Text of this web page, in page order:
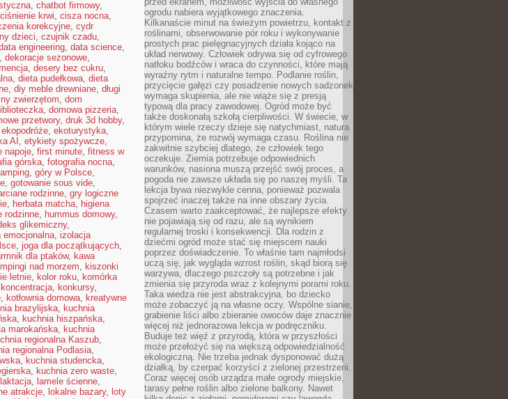
, chatbot firmowy,
ciśnienie krwi, cisza nocna,
korekcyjne, cydr
dzieci, czujnik czadu,
engineering, data science,
, dekoracje sezonowe,
, desery bez cukru,
, dieta pudełkowa, dieta
, diy meble drewniane, długi
zwierzętom, dom
, domowa pizzeria,
przetwory, druk 3d hobby,
ekopodróże, ekoturystyka,
AI , etykiety spożywcze,
napoje, first minute, fitness w
górska, fotografia nocna,
, góry w Polsce,
, gotowanie sous vide,
rodzinne, gry logiczne
, herbata matcha, higiena
rodzinne, hummus domowy,
glikemiczny,
emocjonalna, izolacja
, joga dla początkujących,
dla ptaków, kawa
nad morzem, kiszonki
letnie, kolor roku, komórka
koncentracja, konkursy,
, kotłownia domowa, kreatywne
brazylijska, kuchnia
, kuchnia hiszpańska,
marokańska, kuchnia
regionalna Kaszub,
regionalna Podlasia,
, kuchnia studencka,
, kuchnia zero waste,
laktacja, lamele ścienne,
atrakcje, lokalne bazary, loty
ogrodu nabiera wyjątkowego znaczenia.
Kilkanaście minut na świeżym powietrzu, kontakt z
roślinami, obserwowanie pór roku i wykonywanie
prostych prac pielęgnacyjnych działa kojąco na
układ nerwowy. Człowiek odrywa się od cyfrowego
natłoku bodźców i wraca do czynności, które mają
wyraźny rytm i naturalne tempo. Podlanie roślin,
przycięcie gałęzi czy posadzenie nowych sadzonek
wymaga skupienia, ale nie wiąże się z presją
typową dla pracy zawodowej. Ogród może być
także doskonałą szkołą cierpliwości. W świecie, w
którym wiele rzeczy dzieje się natychmiast, natura
przypomina, że rozwój wymaga czasu. Roślina nie
zakwitnie szybciej dlatego, że człowiek tego
oczekuje. Ziemia potrzebuje odpowiednich
warunków, nasiona muszą przejść swój proces, a
pogoda nie zawsze układa się po naszej myśli. Ta
lekcja bywa niezwykle cenna, ponieważ pozwala
spojrzeć inaczej także na inne obszary życia.
Czasem warto zaakceptować, że najlepsze efekty
nie pojawiają się od razu, ale są wynikiem
regularnej troski i konsekwencji. Dla rodzin z
dziećmi ogród może stać się miejscem nauki
poprzez doświadczenie. To właśnie tam najmłodsi
uczą się, jak wygląda wzrost roślin, skąd biorą się
warzywa, dlaczego pszczoły są potrzebne i jak
zmienia się przyroda wraz z kolejnymi porami roku.
Taka wiedza nie jest abstrakcyjna, bo dziecko
może zobaczyć ją na własne oczy. Wspólne sianie,
grabienie liści albo zbieranie owoców daje znacznie
więcej niż jednorazowa lekcja w podręczniku.
Buduje też więź z przyrodą, która w przyszłości
może przełożyć się na większą odpowiedzialność
ekologiczną. Nie trzeba jednak dysponować dużą
działką, by czerpać korzyści z zielonej przestrzeni.
Coraz więcej osób urządza małe ogrody miejskie,
tarasy pełne roślin albo zielone balkony. Nawet